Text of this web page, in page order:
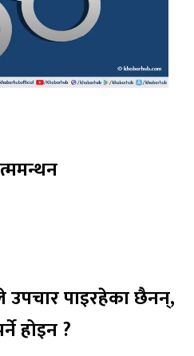
उपचार पाइरहेका छैनन्,
होइन ?